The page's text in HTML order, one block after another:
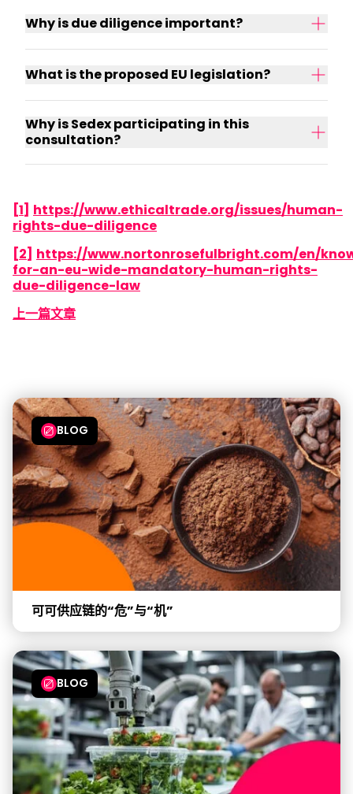
Why is due diligence important?
What is the proposed EU legislation?
Why is Sedex participating in this
consultation?
[1] https://www.ethicaltrade.org/issues/human-
rights-due-diligence
[2] https://www.nortonrosefulbright.com/en/
for-an-eu-wide-mandatory-human-rights-
due-diligence-law
上一篇文章
BLOG
可可供应链的“危”与“机”
BLOG